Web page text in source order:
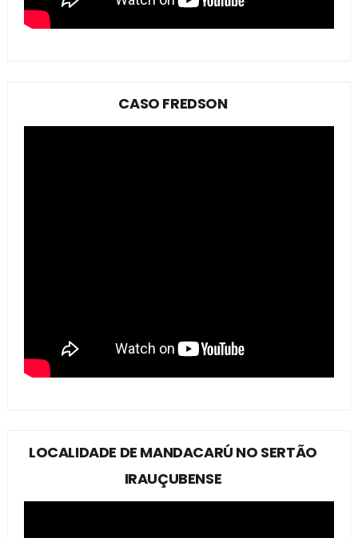
CASO FREDSON
LOCALIDADE DE MANDACARÚ NO SERTÃO
IRAUÇUBENSE